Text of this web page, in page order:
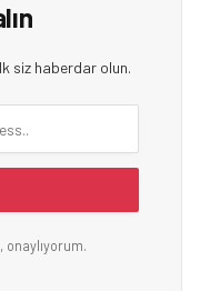
siz haberdar olun.
onaylıyorum.